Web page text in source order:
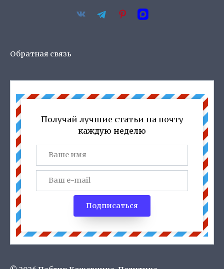
Обратная связь
Получай лучшие статьи на почту
каждую неделю
Подписаться